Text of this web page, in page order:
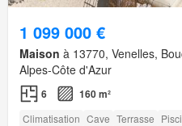
1 099 000 €
Maison à 13770, Venelles,
Alpes-Côte d'Azur
6 160 m²
Climatisation Cave Terrasse